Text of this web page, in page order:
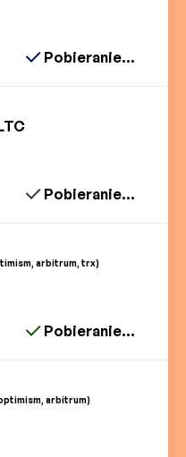
Pobieranie...
Pobieranie...
arbitrum, trx)
Pobieranie...
arbitrum)